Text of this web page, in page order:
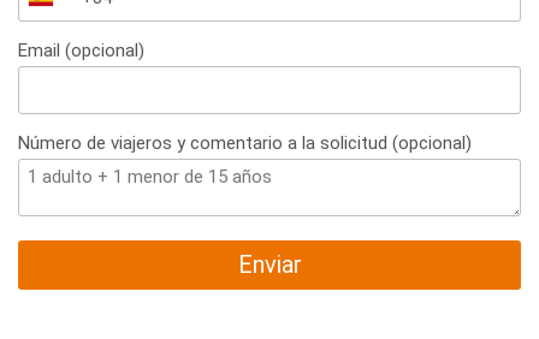
+34
Email (opcional)
Número de viajeros y comentario a la solicitud (opcional)
Enviar